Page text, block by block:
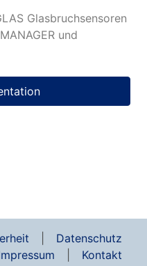
Glasbruchsensoren
und
Datenschutz
Kontakt